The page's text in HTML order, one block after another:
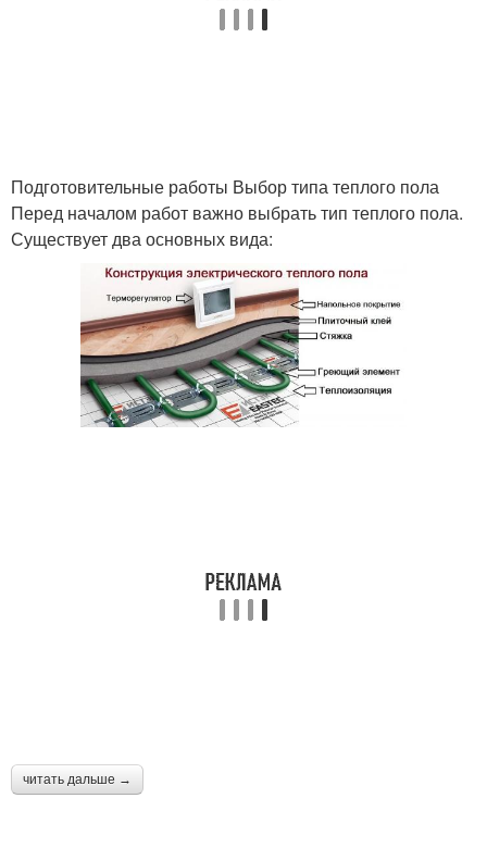
Подготовительные работы Выбор типа теплого пола
Перед началом работ важно выбрать тип теплого пола.
Существует два основных вида:
читать дальше →